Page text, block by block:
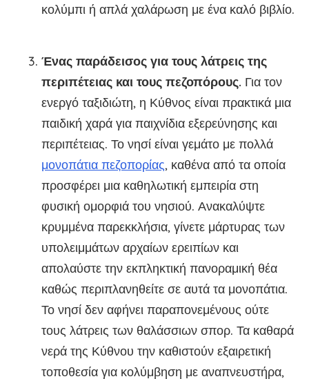
κολύμπι ή απλά χαλάρωση με ένα καλό βιβλίο.
Ένας παράδεισος για τους λάτρεις της
περιπέτειας και τους πεζοπόρους. Για τον
ενεργό ταξιδιώτη, η Κύθνος είναι πρακτικά μια
παιδική χαρά για παιχνίδια εξερεύνησης και
περιπέτειας. Το νησί είναι γεμάτο με πολλά
μονοπάτια πεζοπορίας, καθένα από τα οποία
προσφέρει μια καθηλωτική εμπειρία στη
φυσική ομορφιά του νησιού. Ανακαλύψτε
κρυμμένα παρεκκλήσια, γίνετε μάρτυρας των
υπολειμμάτων αρχαίων ερειπίων και
απολαύστε την εκπληκτική πανοραμική θέα
καθώς περιπλανηθείτε σε αυτά τα μονοπάτια.
Το νησί δεν αφήνει παραπονεμένους ούτε
τους λάτρεις των θαλάσσιων σπορ. Τα καθαρά
νερά της Κύθνου την καθιστούν εξαιρετική
τοποθεσία για κολύμβηση με αναπνευστήρα,